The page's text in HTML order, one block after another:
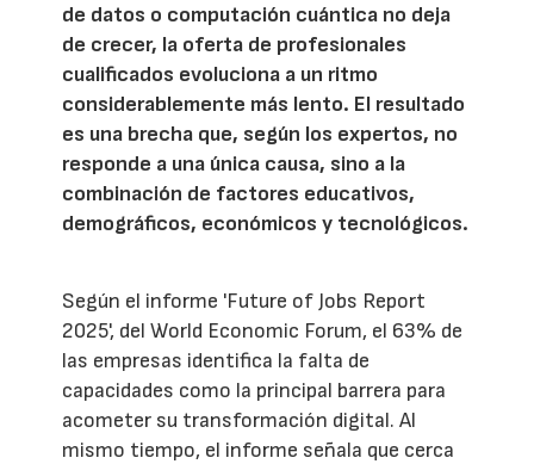
de datos o computación cuántica no deja
de crecer, la oferta de profesionales
cualificados evoluciona a un ritmo
considerablemente más lento. El resultado
es una brecha que, según los expertos, no
responde a una única causa, sino a la
combinación de factores educativos,
demográficos, económicos y tecnológicos.
Según el informe 'Future of Jobs Report
2025', del World Economic Forum, el 63% de
las empresas identifica la falta de
capacidades como la principal barrera para
acometer su transformación digital. Al
mismo tiempo, el informe señala que cerca